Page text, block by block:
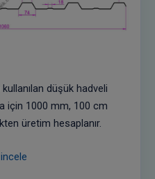
düşük hadveli
için 1000 mm, 100 cm
üretim hesaplanır.